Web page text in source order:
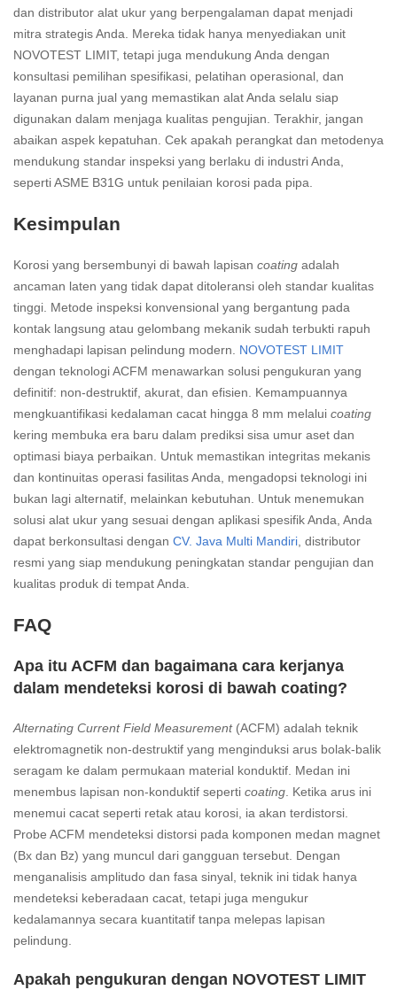
dan distributor alat ukur yang berpengalaman dapat menjadi
mitra strategis Anda. Mereka tidak hanya menyediakan unit
NOVOTEST LIMIT, tetapi juga mendukung Anda dengan
konsultasi pemilihan spesifikasi, pelatihan operasional, dan
layanan purna jual yang memastikan alat Anda selalu siap
digunakan dalam menjaga kualitas pengujian. Terakhir, jangan
abaikan aspek kepatuhan. Cek apakah perangkat dan metodenya
mendukung standar inspeksi yang berlaku di industri Anda,
seperti ASME B31G untuk penilaian korosi pada pipa.
Kesimpulan
Korosi yang bersembunyi di bawah lapisan coating adalah
ancaman laten yang tidak dapat ditoleransi oleh standar kualitas
tinggi. Metode inspeksi konvensional yang bergantung pada
kontak langsung atau gelombang mekanik sudah terbukti rapuh
menghadapi lapisan pelindung modern. NOVOTEST LIMIT
dengan teknologi ACFM menawarkan solusi pengukuran yang
definitif: non-destruktif, akurat, dan efisien. Kemampuannya
mengkuantifikasi kedalaman cacat hingga 8 mm melalui coating
kering membuka era baru dalam prediksi sisa umur aset dan
optimasi biaya perbaikan. Untuk memastikan integritas mekanis
dan kontinuitas operasi fasilitas Anda, mengadopsi teknologi ini
bukan lagi alternatif, melainkan kebutuhan. Untuk menemukan
solusi alat ukur yang sesuai dengan aplikasi spesifik Anda, Anda
dapat berkonsultasi dengan CV. Java Multi Mandiri , distributor
resmi yang siap mendukung peningkatan standar pengujian dan
kualitas produk di tempat Anda.
FAQ
Apa itu ACFM dan bagaimana cara kerjanya
dalam mendeteksi korosi di bawah coating?
Alternating Current Field Measurement(ACFM) adalah teknik
elektromagnetik non-destruktif yang menginduksi arus bolak-balik
seragam ke dalam permukaan material konduktif. Medan ini
menembus lapisan non-konduktif seperti coating . Ketika arus ini
menemui cacat seperti retak atau korosi, ia akan terdistorsi.
Probe ACFM mendeteksi distorsi pada komponen medan magnet
(Bx dan Bz) yang muncul dari gangguan tersebut. Dengan
menganalisis amplitudo dan fasa sinyal, teknik ini tidak hanya
mendeteksi keberadaan cacat, tetapi juga mengukur
kedalamannya secara kuantitatif tanpa melepas lapisan
pelindung.
Apakah pengukuran dengan NOVOTEST LIMIT